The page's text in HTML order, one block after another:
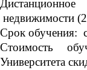
недвижимости
Срок обучения:
Стоимость
Университета